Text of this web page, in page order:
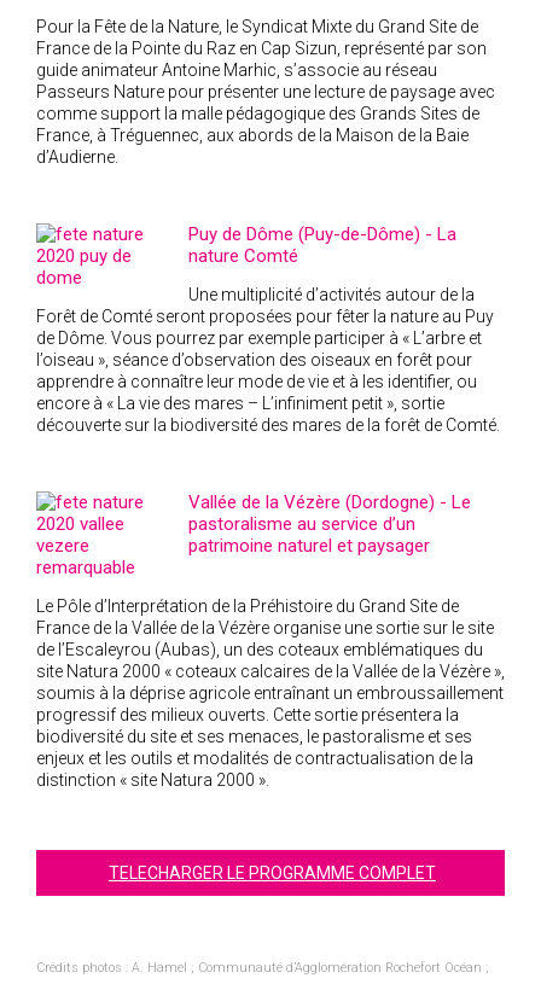
Pour la Fête de la Nature, le Syndicat Mixte du Grand Site de
France de la Pointe du Raz en Cap Sizun, représenté par son
guide animateur Antoine Marhic, s’associe au réseau
Passeurs Nature pour présenter une lecture de paysage avec
comme support la malle pédagogique des Grands Sites de
France, à Tréguennec, aux abords de la Maison de la Baie
d’Audierne.
Puy de Dôme (Puy-de-Dôme) - La
nature Comté
Une multiplicité d’activités autour de la
Forêt de Comté seront proposées pour fêter la nature au Puy
de Dôme. Vous pourrez par exemple participer à « L’arbre et
l’oiseau », séance d’observation des oiseaux en forêt pour
apprendre à connaître leur mode de vie et à les identifier, ou
encore à « La vie des mares – L’infiniment petit », sortie
découverte sur la biodiversité des mares de la forêt de Comté.
Vallée de la Vézère (Dordogne) - Le
pastoralisme au service d’un
patrimoine naturel et paysager
remarquable
Le Pôle d’Interprétation de la Préhistoire du Grand Site de
France de la Vallée de la Vézère organise une sortie sur le site
de l’Escaleyrou (Aubas), un des coteaux emblématiques du
site Natura 2000 « coteaux calcaires de la Vallée de la Vézère »,
soumis à la déprise agricole entraînant un embroussaillement
progressif des milieux ouverts. Cette sortie présentera la
biodiversité du site et ses menaces, le pastoralisme et ses
enjeux et les outils et modalités de contractualisation de la
distinction « site Natura 2000 ».
TELECHARGER LE PROGRAMME COMPLET
Crédits photos : A. Hamel ; Communauté d’Agglomération Rochefort Océan ;